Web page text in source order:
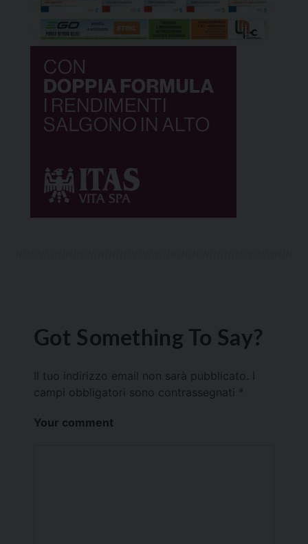
Got Something To Say?
Il tuo indirizzo email non sarà pubblicato.
campi obbligatori sono contrassegnati *
Your comment